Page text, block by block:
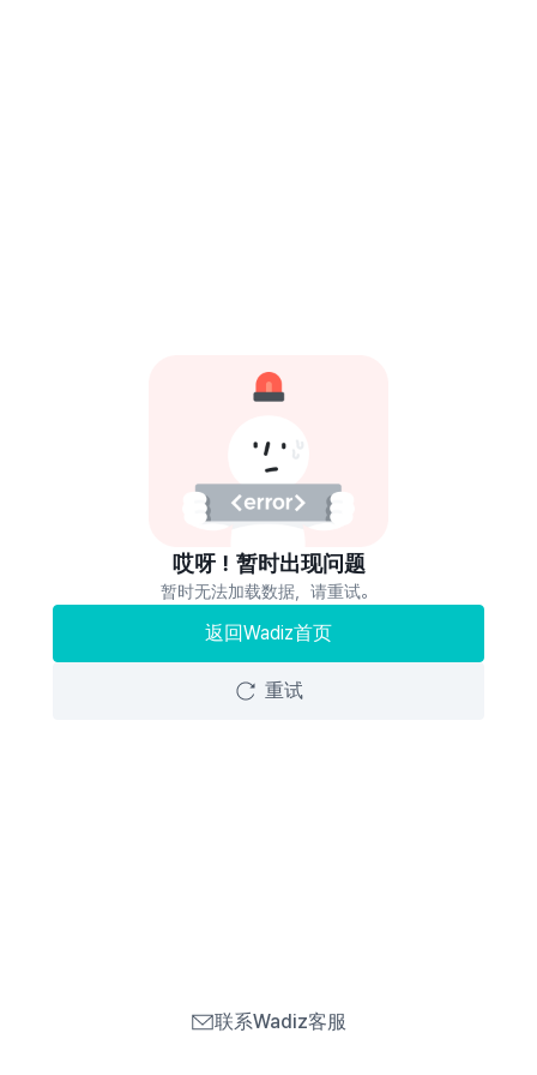
哎呀！暂时出现问题
暂时无法加载数据，请重试。
返回Wadiz首页
重试
联系Wadiz客服